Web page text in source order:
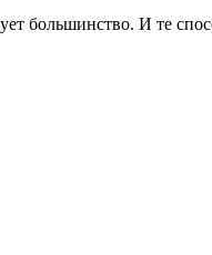
большинство. И те